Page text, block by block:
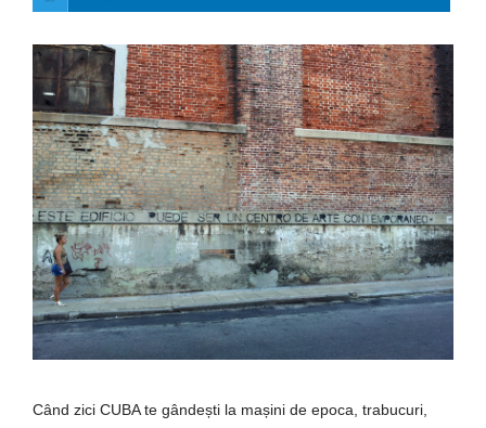
Când zici CUBA te gândești la mașini de epoca, trabucuri,